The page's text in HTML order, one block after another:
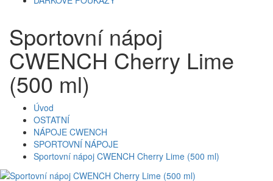
Sportovní nápoj
CWENCH Cherry Lime
(500 ml)
Úvod
OSTATNÍ
NÁPOJE CWENCH
SPORTOVNÍ NÁPOJE
Sportovní nápoj CWENCH Cherry Lime (500 ml)